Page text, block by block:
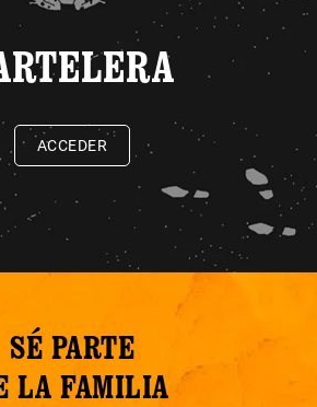
ACCEDER
SÉ PARTE
LA FAMILIA